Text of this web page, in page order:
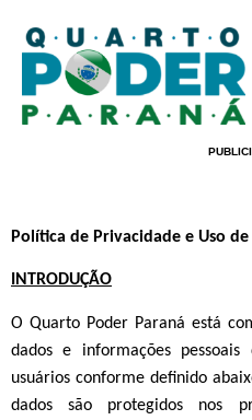
Política de Privacidade e Uso de
INTRODUÇÃO
O Quarto Poder Paraná está
dados e informações
usuários conforme definido
dados são protegidos nos